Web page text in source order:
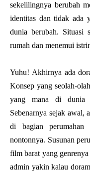
sekelilingnya berubah
identitas dan tidak ada
dunia berubah. Situasi
rumah dan menemui
Yuhu! Akhirnya ada
Konsep yang seolah-
yang mana di dunia
Sebenarnya sejak awal,
di bagian
nontonnya. Susunan
film barat yang
admin yakin kalau